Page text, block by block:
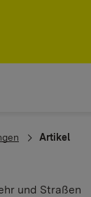
Artikel
und Straßen